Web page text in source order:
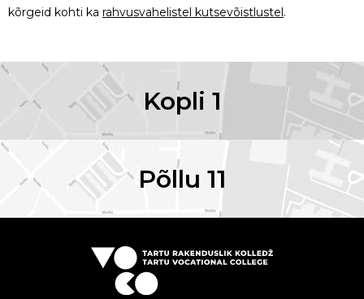
kõrgeid kohti ka rahvusvahelistel kutsevõistlustel.
Kopli 1
Põllu 11